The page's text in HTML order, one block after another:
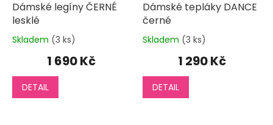
Dámské legíny ČERNÉ
lesklé
Průměrné
produktu
je
4,0
z
Skladem (3 ks)
1 690 Kč
DETAIL
Dámské tepláky DANCE
černé
Průměrné
produktu
je
3,2
z
Skladem (3 ks)
1 290 Kč
DETAIL